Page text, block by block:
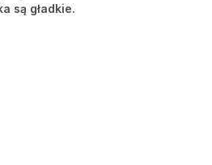
są gładkie.